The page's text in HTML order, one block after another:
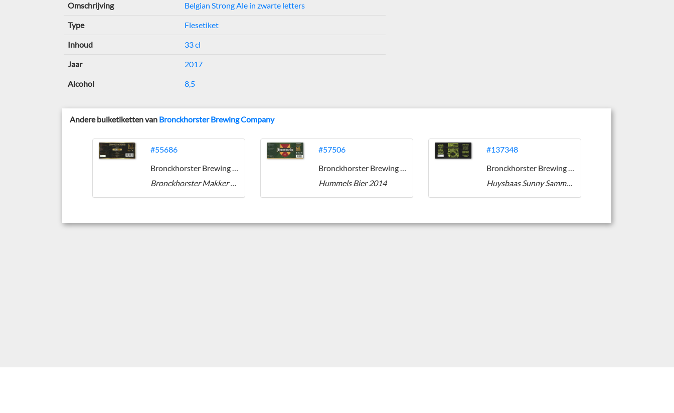
Omschrijving Belgian Strong Ale in zwarte letters
Type Flesetiket
Inhoud 33 cl
Jaar 2017
Alcohol 8,5
Andere buiketiketten van Bronckhorster Brewing Company
#55686
Bronckhorster Brewing Company
Bronckhorster Makker Weizenbock
#57506
Bronckhorster Brewing Company
Hummels Bier 2014
#137348
Bronckhorster Brewing Company
Huysbaas Sunny Sammy Limoen Witber